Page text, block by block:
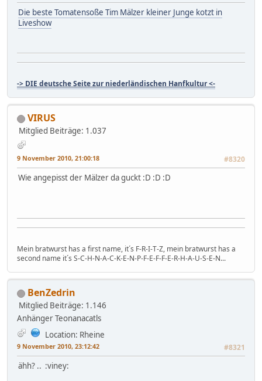
Die beste Tomatensoße Tim Mälzer kleiner Junge kotzt in
Liveshow
-> DIE deutsche Seite zur niederländischen Hanfkultur <-
VIRUS
Mitglied Beiträge: 1.037
9 November 2010, 21:00:18 #8320
Wie angepisst der Mälzer da guckt :D :D :D
Mein bratwurst has a first name, it´s F-R-I-T-Z, mein bratwurst has a
second name it´s S-C-H-N-A-C-K-E-N-P-F-E-F-F-E-R-H-A-U-S-E-N...
BenZedrin
Mitglied Beiträge: 1.146
Anhänger Teonanacatls
Location: Rheine
9 November 2010, 23:12:42 #8321
ähh? .. :viney: